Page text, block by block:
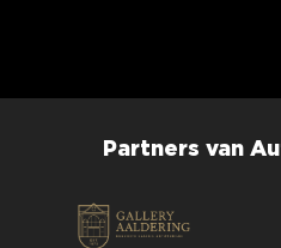
Partners van